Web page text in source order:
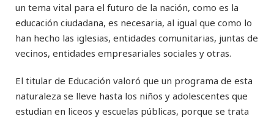
un tema vital para el futuro de la nación, como es la
educación ciudadana, es necesaria, al igual que como lo
han hecho las iglesias, entidades comunitarias, juntas de
vecinos, entidades empresariales sociales y otras.
El titular de Educación valoró que un programa de esta
naturaleza se lleve hasta los niños y adolescentes que
estudian en liceos y escuelas públicas, porque se trata